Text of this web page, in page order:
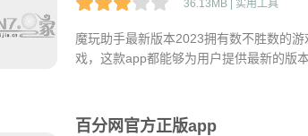
36.13MB | 实用工具
魔玩助手最新版本2023拥有数不胜数的
戏，这款app都能够为用户提供最新的版
百分网官方正版app